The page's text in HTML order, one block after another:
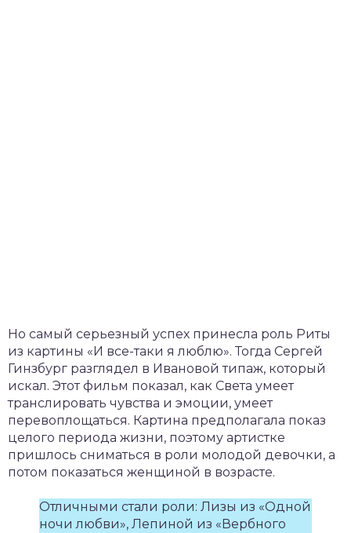
Но самый серьезный успех принесла роль Риты
из картины «И все-таки я люблю». Тогда Сергей
Гинзбург разглядел в Ивановой типаж, который
искал. Этот фильм показал, как Света умеет
транслировать чувства и эмоции, умеет
перевоплощаться. Картина предполагала показ
целого периода жизни, поэтому артистке
пришлось сниматься в роли молодой девочки, а
потом показаться женщиной в возрасте.
Отличными стали роли: Лизы из «Одной
ночи любви», Лепиной из «Вербного